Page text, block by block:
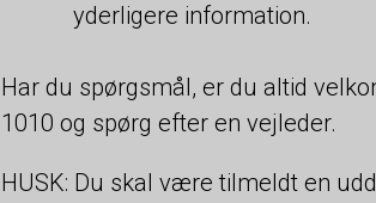
yderligere information.
Har du spørgsmål, er du altid
1010 og spørg efter en vejleder.
HUSK: Du skal være tilmeldt en